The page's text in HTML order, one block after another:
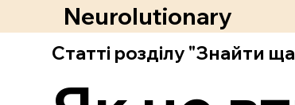
Neurolutionary
Статті розділу "Знайти